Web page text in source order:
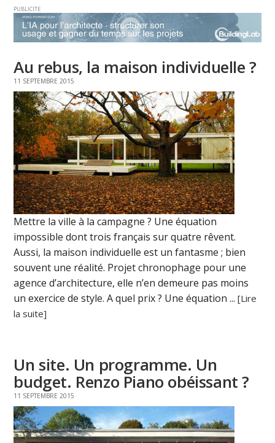
PUBLICITE
Au rebus, la maison individuelle ?
11 SEPTEMBRE 2015
Mettre la ville à la campagne ? Une équation
impossible dont trois français sur quatre rêvent.
Aussi, la maison individuelle est un fantasme ; bien
souvent une réalité. Projet chronophage pour une
agence d’architecture, elle n’en demeure pas moins
un exercice de style. A quel prix ? Une équation ...[Lire
la suite]
Un site. Un programme. Un
budget. Renzo Piano obéissant ?
11 SEPTEMBRE 2015